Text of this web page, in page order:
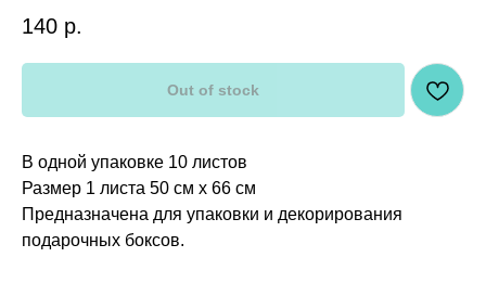
140 р.
Out of stock
В одной упаковке 10 листов
Размер 1 листа 50 см х 66 см
Предназначена для упаковки и декорирования
подарочных боксов.